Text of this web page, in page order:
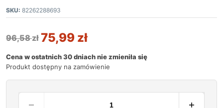
SKU: 82262288693
96,58zł 75,99 zł
Cena w ostatnich 30 dniach nie zmieniła się
Produkt dostępny na zamówienie